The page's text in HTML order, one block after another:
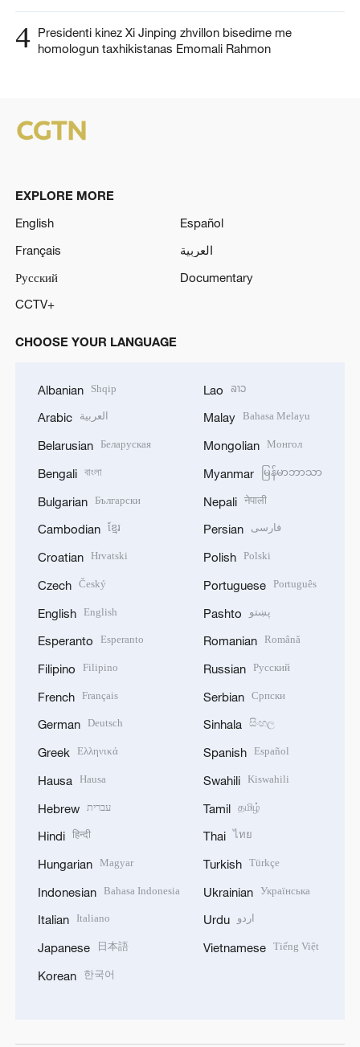
4 Presidenti kinez Xi Jinping zhvillon bisedime me
homologun taxhikistanas Emomali Rahmon
EXPLORE MORE
English
Español
Français
العربية
Русский
Documentary
CCTV+
CHOOSE YOUR LANGUAGE
Albanian Shqip
Arabic العربية
Belarusian Беларуская
Bengali বাংলা
Bulgarian Български
Cambodian ខ្មែរ
Croatian Hrvatski
Czech Český
English English
Esperanto Esperanto
Filipino Filipino
French Français
German Deutsch
Greek Ελληνικά
Hausa Hausa
Hebrew עברית
Hindi हिन्दी
Hungarian Magyar
Indonesian Bahasa Indonesia
Italian Italiano
Japanese 日本語
Korean 한국어
Lao ລາວ
Malay Bahasa Melayu
Mongolian Монгол
Myanmar မြန်မာဘာသာ
Nepali नेपाली
Persian فارسی
Polish Polski
Portuguese Português
Pashto پښتو
Romanian Română
Russian Русский
Serbian Српски
Sinhala සිංහල
Spanish Español
Swahili Kiswahili
Tamil தமிழ்
Thai ไทย
Turkish Türkçe
Ukrainian Українська
Urdu اردو
Vietnamese Tiếng Việt